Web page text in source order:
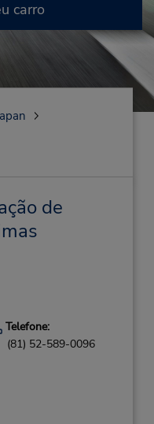
carro
de
Telefone:
(81) 52-589-0096